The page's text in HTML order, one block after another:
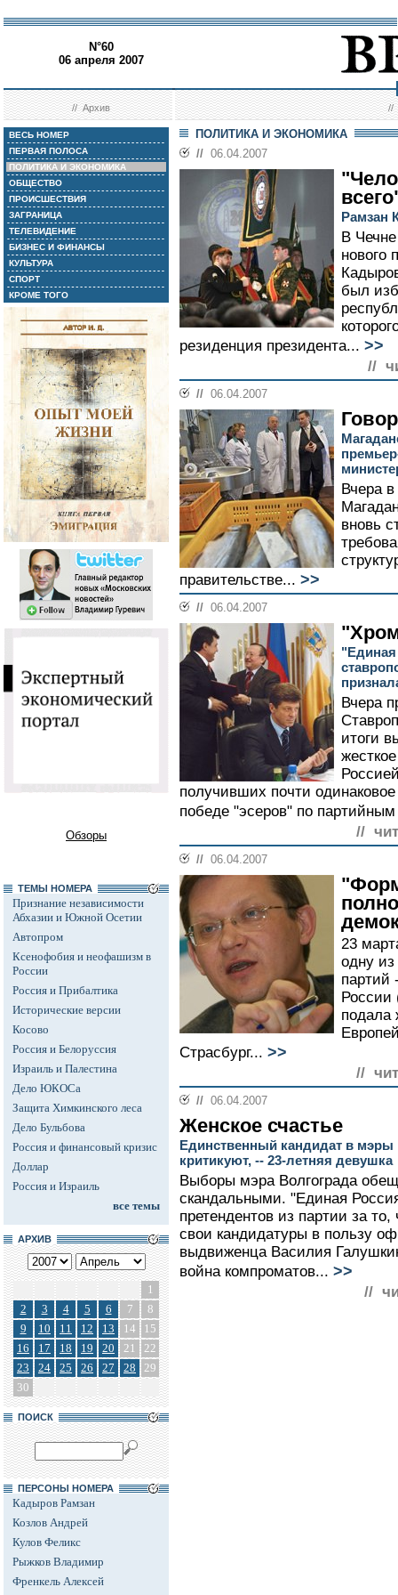
N°60
06 апреля 2007
//Архив //
ВЕСЬ НОМЕР
ПЕРВАЯ ПОЛОСА
ПОЛИТИКА И ЭКОНОМИКА
ОБЩЕСТВО
ПРОИСШЕСТВИЯ
ЗАГРАНИЦА
ТЕЛЕВИДЕНИЕ
БИЗНЕС И ФИНАНСЫ
КУЛЬТУРА
СПОРТ
КРОМЕ ТОГО
Обзоры
ТЕМЫ НОМЕРА
Признание независимости
Абхазии и Южной Осетии
Автопром
Ксенофобия и неофашизм в
России
Россия и Прибалтика
Исторические версии
Косово
Россия и Белоруссия
Израиль и Палестина
Дело ЮКОСа
Защита Химкинского леса
Дело Бульбова
Россия и финансовый кризис
Доллар
Россия и Израиль
все темы
АРХИВ
1
2
3 4 5 6 7
8
9
10 11 12 13 14
15
16
17 18 19 20 21
22
23
24 25 26 27 28
29
30
ПОИСК
ПЕРСОНЫ НОМЕРА
Кадыров Рамзан
Козлов Андрей
Кулов Феликс
Рыжков Владимир
Френкель Алексей
ПОЛИТИКА И ЭКОНОМИКА
// 06.04.2007
Рамзан
В
нового
был
резиденция президента... >>
//
// 06.04.2007
Вчера
вновь
правительстве... >>
// 06.04.2007
"Единая
Вчера
итоги
получивших почти
победе "эсеров" по
//
// 06.04.2007
23
одну
партий
подала
Страсбург... >>
//
// 06.04.2007
Женское счастье
Единственный кандидат в мэры
критикуют, -- 23-летняя девушка
Выборы мэра Волгограда
скандальными. "Единая
претендентов из партии за
свои кандидатуры в пользу
выдвиженца Василия
война компроматов... >>
//